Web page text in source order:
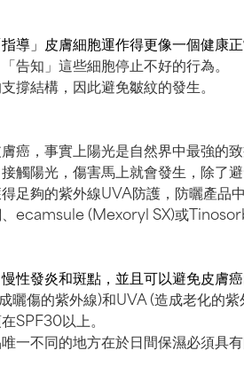
導」皮膚細胞運作得更像一個健康正
告知」這些細胞停止不好的行為。
撐結構，因此避免皺紋的發生。
癌，事實上陽光是自然界中最強的
觸陽光，傷害馬上就會發生，除了
足夠的紫外線UVA防護，防曬產品
ecamsule (Mexoryl SX)或
性發炎和斑點，並且可以避免皮膚癌
曬傷的紫外線)和UVA (造成老化的紫
SPF30以上。
一不同的地方在於日間保濕必須具有